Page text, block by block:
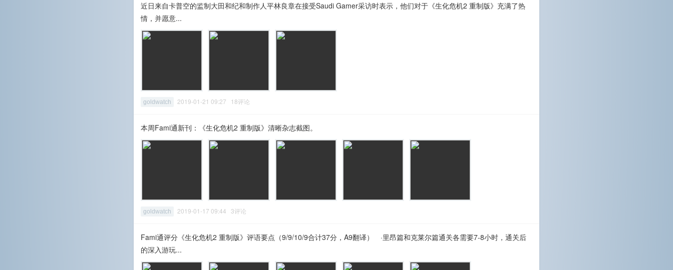
近日来自卡普空的监制大田和纪和制作人平林良章在接受Saudi Gamer采访时表示，他们对于《生化危机2 重制版》充满了热
情，并愿意...
goldwatch 2019-01-21 09:27 18评论
本周Fami通新刊：《生化危机2 重制版》清晰杂志截图。
goldwatch 2019-01-17 09:44 3评论
Fami通评分《生化危机2 重制版》评语要点（9/9/10/9合计37分，A9翻译） ·里昂篇和克莱尔篇通关各需要7-8小时，通关后
的深入游玩...